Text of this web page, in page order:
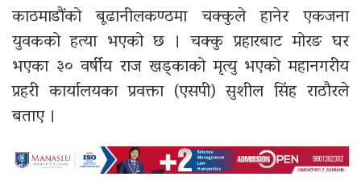
काठमाडौंको बूढानीलकण्ठमा चक्कुले हानेर एकजना
युवकको हत्या भएको छ । चक्कु प्रहारबाट मोरङ घर
भएका ३० वर्षीय राज खड्काको मृत्यु भएको महानगरीय
प्रहरी कार्यालयका प्रवक्ता (एसपी) सुशील सिंह राठौरले
बताए ।